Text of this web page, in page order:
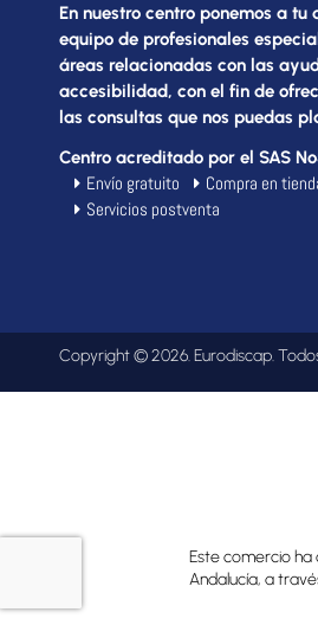
En nuestro centro ponemos a
equipo de profesionales
áreas relacionadas con las
accesibilidad, con el fin de
las consultas que nos puedas
Centro acreditado por el SAS
Envío gratuito
Compra en
Servicios postventa
Copyright © 2026. Eurodiscap.
Este comercio ha
Andalucía, a